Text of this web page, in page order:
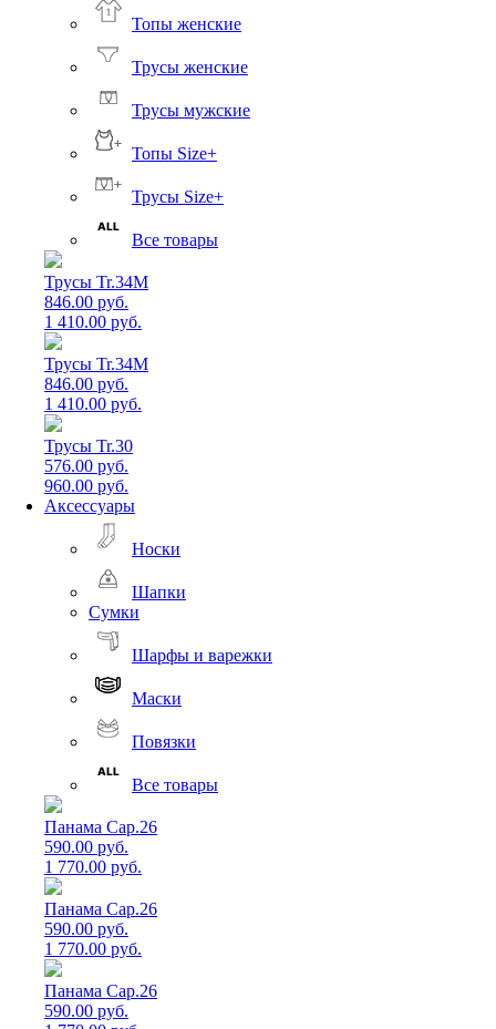
Топы женские
Трусы женские
Трусы мужские
Топы Size+
Трусы Size+
Все товары
Трусы Tr.34M
846.00 руб.
1 410.00 руб.
Трусы Tr.34M
846.00 руб.
1 410.00 руб.
Трусы Tr.30
576.00 руб.
960.00 руб.
Аксессуары
Носки
Шапки
Сумки
Шарфы и варежки
Маски
Повязки
Все товары
Панама Cap.26
590.00 руб.
1 770.00 руб.
Панама Cap.26
590.00 руб.
1 770.00 руб.
Панама Cap.26
590.00 руб.